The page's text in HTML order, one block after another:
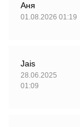
Аня
01.08.2026 01:19
Jais
28.06.2025
01:09